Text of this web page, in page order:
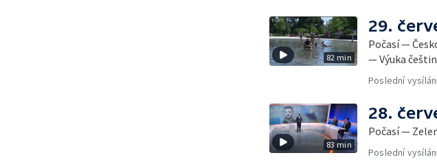
82 min
29.
Počasí —
— Výuka
Poslední
83 min
28.
Počasí —
Poslední